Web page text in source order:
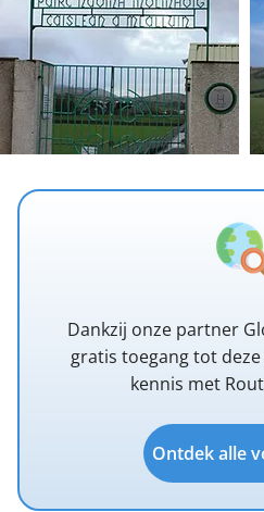
Dankzij onze partner
gratis toegang tot
kennis met
Ontdek alle